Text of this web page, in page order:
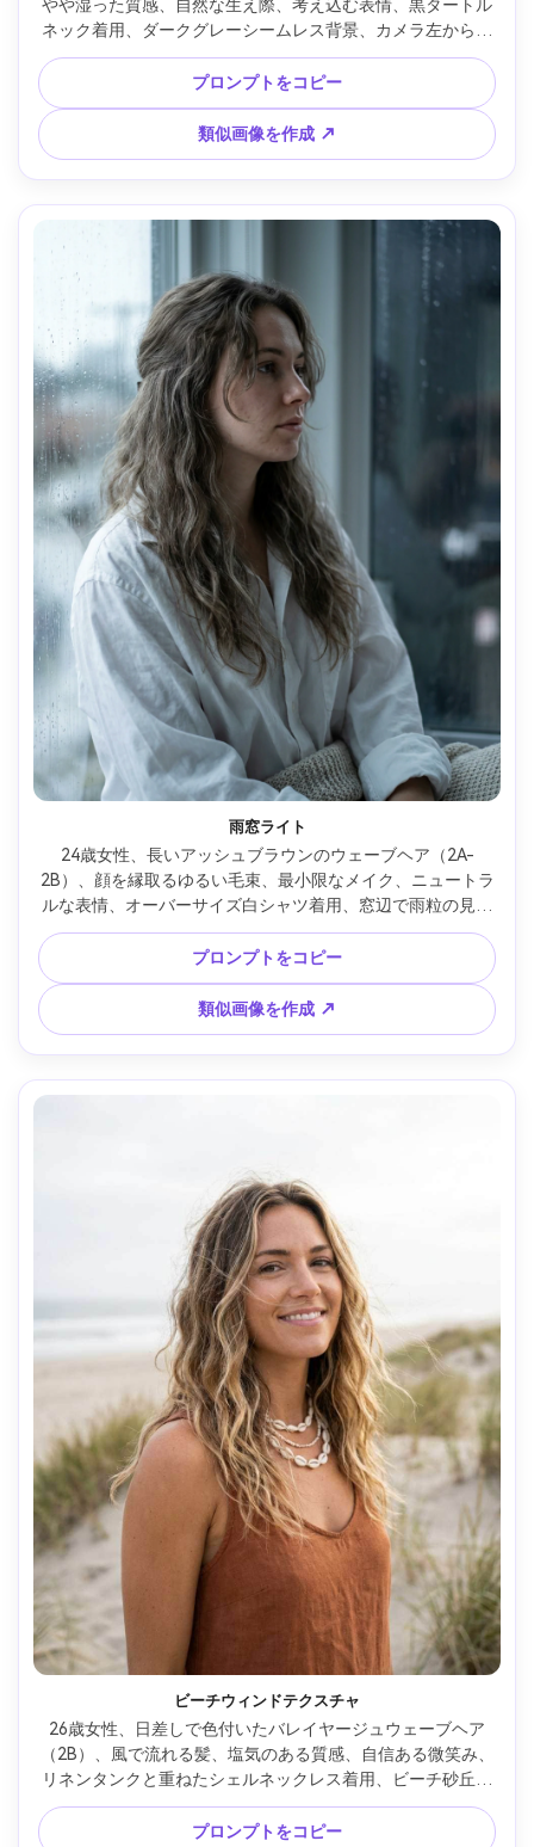
やや湿った質感、自然な生え際、考え込む表情、黒タートル
ネック着用、ダークグレーシームレス背景、カメラ左からの
ソフトボックスキーライト、コントラスト用サブトルネガテ
ィブフィル、Canon EOS R5・85mm f/1.8、鮮明なキャッチ
ライト、浅いDOF、肩までのタイトなクロップ、やや3/4回
転、雰囲気：シネマティックで洗練、リアルな毛穴、クリー
ンな影の遷移、高詳細、シャープなフォーカス、フィルム調
カラーグレーディング --ar 4:5
プロンプトをコピー
類似画像を作成 ↗
雨窓ライト
24歳女性、長いアッシュブラウンのウェーブヘア（2A-
2B）、顔を縁取るゆるい毛束、最小限なメイク、ニュートラ
ルな表情、オーバーサイズ白シャツ着用、窓辺で雨粒の見え
るシチュエーション、自然光窓ライト、冷たいアンビエン
ト、やさしい影、Nikon Z7 II・50mm f/1.8、浅い被写界深
度、やわらかい背景ボケ、半身フレーミング、やや下向きア
ングル、雰囲気：親密で反映的、リアルな毛束分離、自然な
フリッズ、実写肌質感、高解像度 --ar 4:5
プロンプトをコピー
類似画像を作成 ↗
ビーチウィンドテクスチャ
26歳女性、日差しで色付いたバレイヤージュウェーブヘア
（2B）、風で流れる髪、塩気のある質感、自信ある微笑み、
リネンタンクと重ねたシェルネックレス着用、ビーチ砂丘と
海のかすみ、明るい曇天のやわらかな包み光、Sony A7R
IV・35mm f/2、自然なパース、やさしいボケ、腰までのフレ
プロンプトをコピー